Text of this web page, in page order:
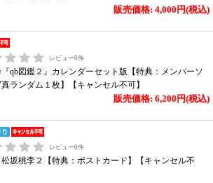
販売価格: 4,000円(税込)
レビュー0件
qb図鑑２』カレンダーセット版【特典：メンバーソ
ランダム１枚】【キャンセル不可】
販売価格: 6,200円(税込)
レビュー0件
坂桃李２【特典：ポストカード】【キャンセル不